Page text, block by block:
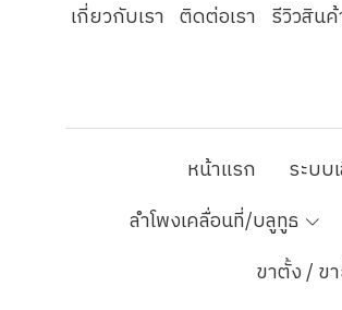
เกี่ยวกับเรา ติดต่อเรา รีวิวสิน
หน้าแรก ระบบ
ลำโพงเคลื่อนที่/บลูทูธ
ขาตั้ง / ข